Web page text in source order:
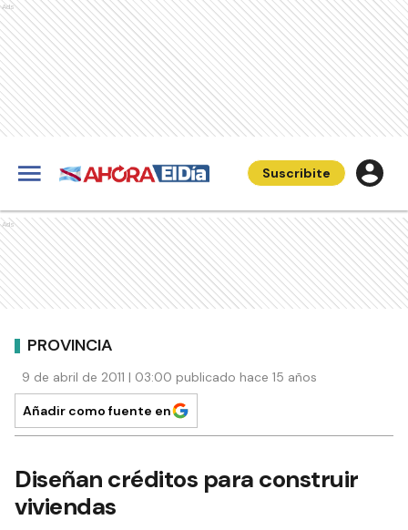
Ads
Suscribite
Ads
PROVINCIA
9 de abril de 2011 | 03:00 publicado hace 15 años
Añadir como fuente en
Diseñan créditos para construir
viviendas